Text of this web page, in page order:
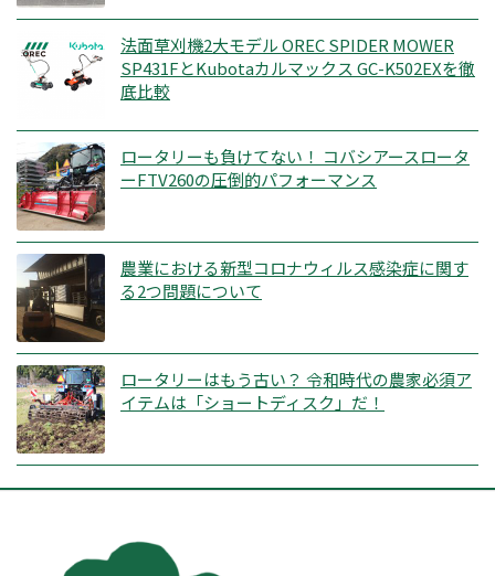
法面草刈機2大モデル OREC SPIDER MOWER
SP431FとKubotaカルマックス GC-K502EXを徹
底比較
ロータリーも負けてない！ コバシアースロータ
ーFTV260の圧倒的パフォーマンス
農業における新型コロナウィルス感染症に関す
る2つ問題について
ロータリーはもう古い？ 令和時代の農家必須ア
イテムは「ショートディスク」だ！